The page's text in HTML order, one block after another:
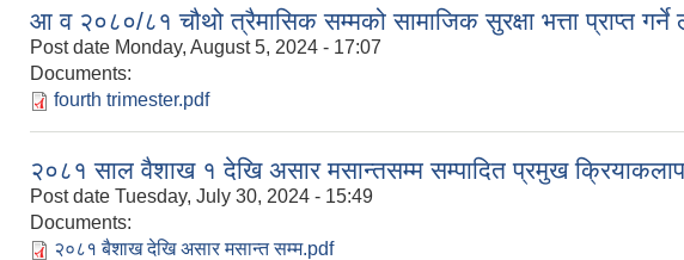
आ व २०८०/८१ चौथो त्रैमासिक सम्मको सामाजिक सुरक्षा भत्ता प्राप्त गर्ने
Post date Monday, August 5, 2024 - 17:07
Documents:
fourth trimester.pdf
२०८१ साल वैशाख १ देखि असार मसान्तसम्म सम्पादित प्रमुख
Post date Tuesday, July 30, 2024 - 15:49
Documents:
२०८१ बैशाख देखि असार मसान्त सम्म.pdf